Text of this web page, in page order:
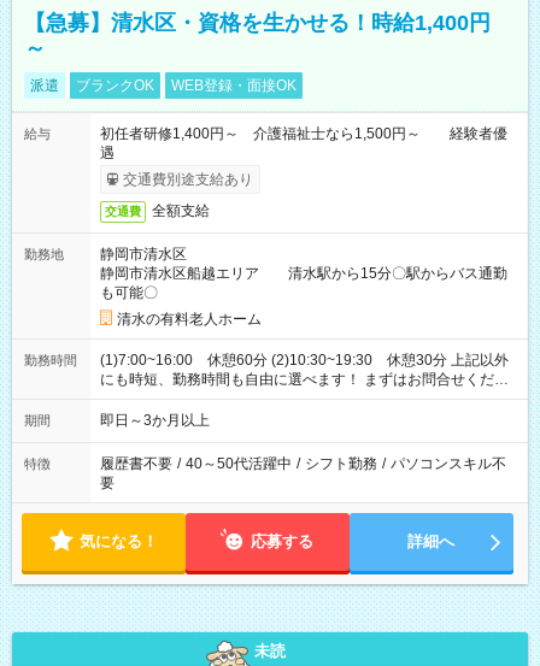
【急募】清水区・資格を生かせる！時給1,400円
～
派遣 ブランクOK WEB登録・面接OK
給与
初任者研修1,400円～ 介護福祉士なら1,500円～ 経験者優
遇
交通費別途支給あり
交通費 全額支給
勤務地
静岡市清水区
静岡市清水区船越エリア 清水駅から15分〇駅からバス通勤
も可能〇
清水の有料老人ホーム
勤務時間
(1)7:00~16:00 休憩60分 (2)10:30~19:30 休憩30分 上記以外
にも時短、勤務時間も自由に選べます！ まずはお問合せくださ
い。
期間 即日～3か月以上
特徴 履歴書不要 / 40～50代活躍中 / シフト勤務 / パソコンスキル不
要
気になる！ 応募する 詳細へ
未読